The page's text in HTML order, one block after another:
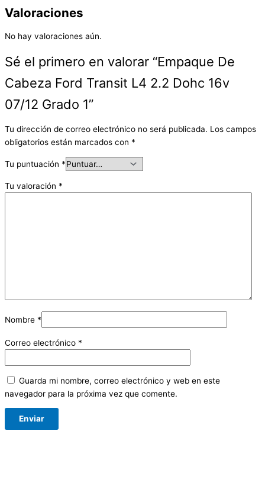
Valoraciones
No hay valoraciones aún.
Sé el primero en valorar “Empaque De
Cabeza Ford Transit L4 2.2 Dohc 16v
07/12 Grado 1”
Tu dirección de correo electrónico no será publicada. Los campos
obligatorios están marcados con *
Tu puntuación *
Tu valoración *
Nombre *
Correo electrónico *
Guarda mi nombre, correo electrónico y web en este
navegador para la próxima vez que comente.